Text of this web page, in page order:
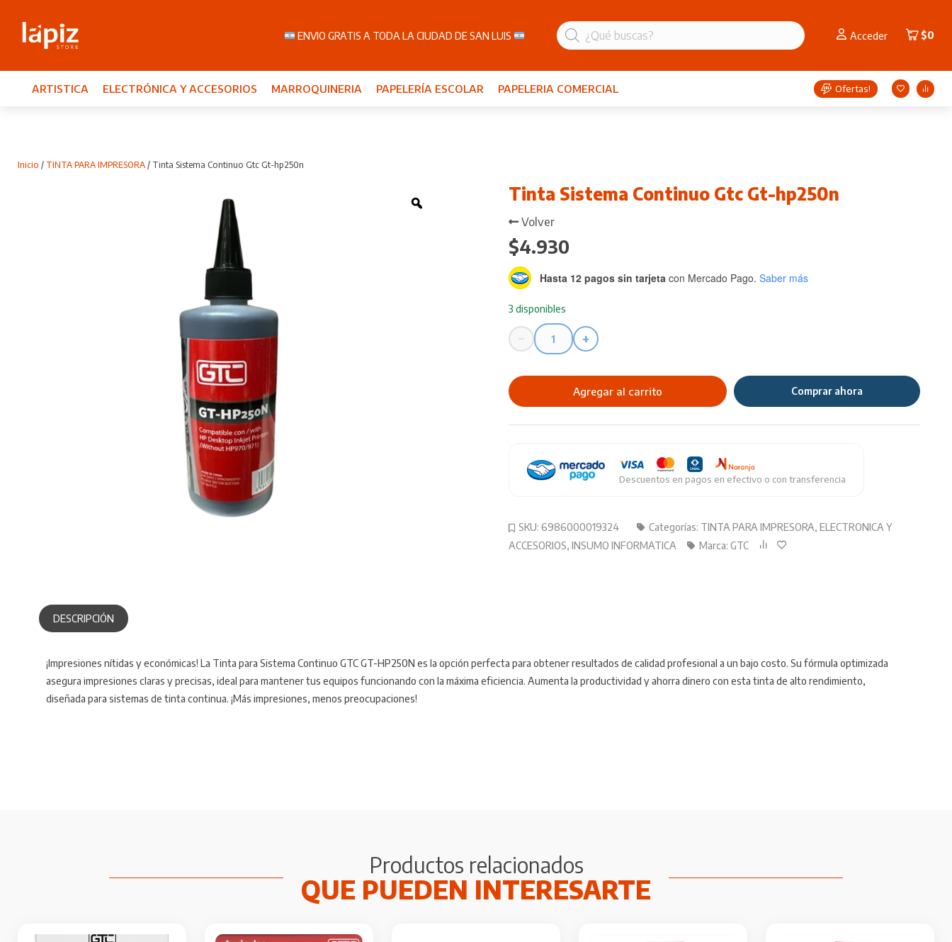
Búsqueda
de
productos
Acceder $0
ENVIO GRATIS A TODA LA CIUDAD DE SAN LUIS
ARTISTICA ELECTRÓNICA Y ACCESORIOS MARROQUINERIA PAPELERÍA ESCOLAR PAPELERIA COMERCIAL Ofertas!
Inicio / TINTA PARA IMPRESORA / Tinta Sistema Continuo Gtc Gt-hp250n
Tinta Sistema Continuo Gtc Gt-hp250n
Volver
$4.930
3 disponibles
Hasta 12 pagos sin tarjeta con Mercado Pago. Saber más
−
Tinta
Continuo
Gtc
+
Agregar al carrito Comprar ahora
SKU: 6986000019324 Categorías: TINTA PARA IMPRESORA, ELECTRONICA Y
ACCESORIOS, INSUMO INFORMATICA Marca: GTC
Descuentos en pagos en efectivo o con transferencia
DESCRIPCIÓN
¡Impresiones nítidas y económicas! La Tinta para Sistema Continuo GTC GT-HP250N es la opción perfecta para obtener resultados de calidad profesional a un bajo costo. Su fórmula optimizada
asegura impresiones claras y precisas, ideal para mantener tus equipos funcionando con la máxima eficiencia. Aumenta la productividad y ahorra dinero con esta tinta de alto rendimiento,
diseñada para sistemas de tinta continua. ¡Más impresiones, menos preocupaciones!
Productos relacionados